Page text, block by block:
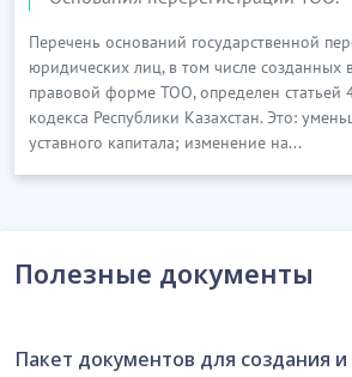
Перечень оснований государственной
юридических лиц, в том числе созданных
правовой форме ТОО, определен статьей
кодекса Республики Казахстан. Это:
уставного капитала; изменение на...
Полезные документы
Пакет документов для создания и